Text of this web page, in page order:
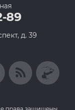
89
д. 39